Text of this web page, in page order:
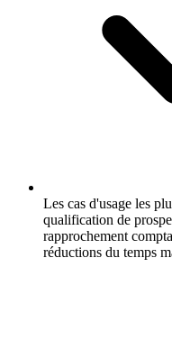
Les cas d'usage les
qualification de
rapprochement
réductions du temps